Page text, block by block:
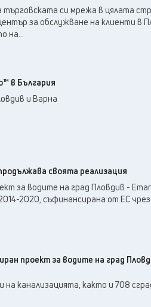
си мрежа в цялата
за обслужване на клиенти в
на...
в България
и Варна
своята реализация
за водите на град Пловдив - Етап
2020, съфинансирана от ЕС чрез
проект за водите на град
канализацията, както и 708